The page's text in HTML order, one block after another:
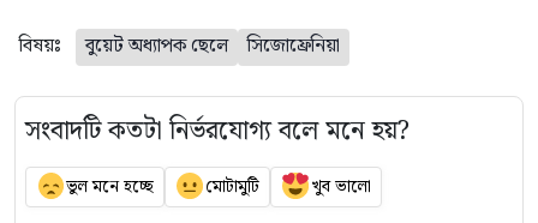
বিষয়ঃ বুয়েট অধ্যাপক ছেলে সিজোফ্রেনিয়া
সংবাদটি কতটা নির্ভরযোগ্য বলে মনে হয়?
ভুল মনে হচ্ছে মোটামুটি খুব ভালো